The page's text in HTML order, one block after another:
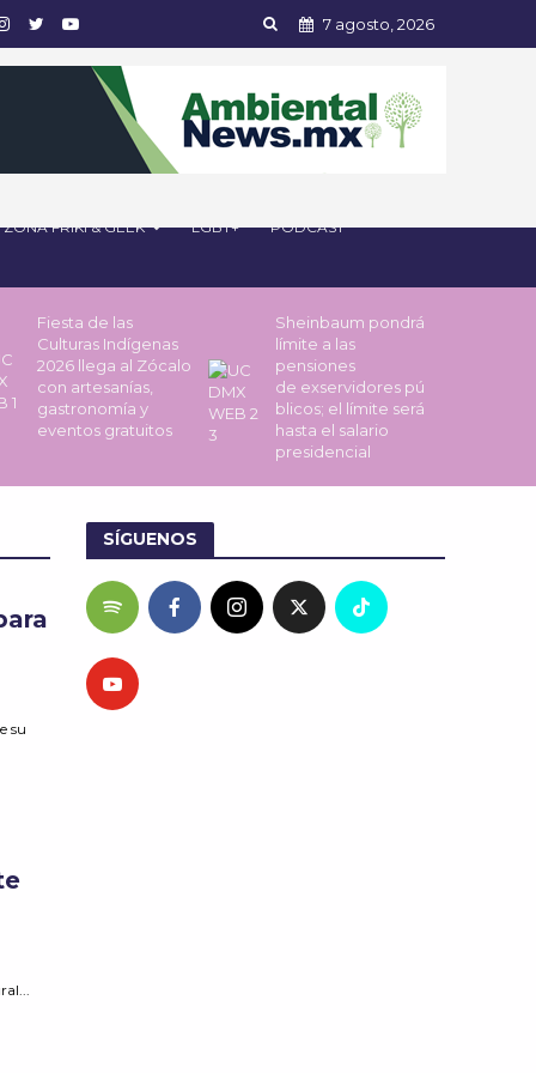
7 agosto, 2026
ZONA FRIKI & GEEK LGBT+ PODCAST
Fiesta de las
Culturas Indígenas
2026 llega al Zócalo
con artesanías,
gastronomía y
eventos gratuitos
Sheinbaum pondrá
límite a las
pensiones
de exservidores pú
blicos; el límite será
hasta el salario
presidencial
su
SÍGUENOS